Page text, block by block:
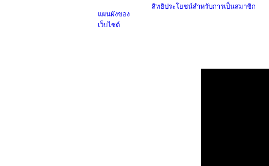
แผนผังของ
เว็บไซต์
สิทธิประโยชน์สำหรับการเป็นสมาชิก